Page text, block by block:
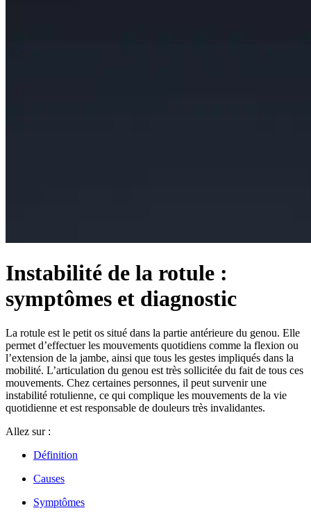
Instabilité de la rotule :
symptômes et diagnostic
La rotule est le petit os situé dans la partie antérieure du genou. Elle
permet d’effectuer les mouvements quotidiens comme la flexion ou
l’extension de la jambe, ainsi que tous les gestes impliqués dans la
mobilité. L’articulation du genou est très sollicitée du fait de tous ces
mouvements. Chez certaines personnes, il peut survenir une
instabilité rotulienne, ce qui complique les mouvements de la vie
quotidienne et est responsable de douleurs très invalidantes.
Allez sur :
Définition
Causes
Symptômes